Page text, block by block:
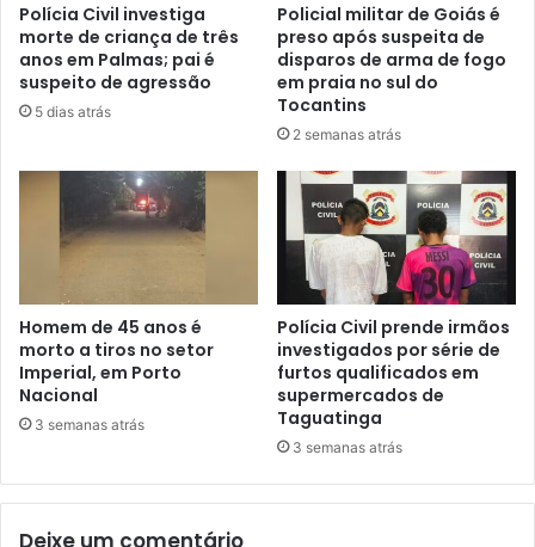
Polícia Civil investiga
morte de criança de três
anos em Palmas; pai é
suspeito de agressão
5 dias atrás
Policial militar de Goiás é
preso após suspeita de
disparos de arma de fogo
em praia no sul do
Tocantins
2 semanas atrás
Homem de 45 anos é
morto a tiros no setor
Imperial, em Porto
Nacional
3 semanas atrás
Polícia Civil prende irmãos
investigados por série de
furtos qualificados em
supermercados de
Taguatinga
3 semanas atrás